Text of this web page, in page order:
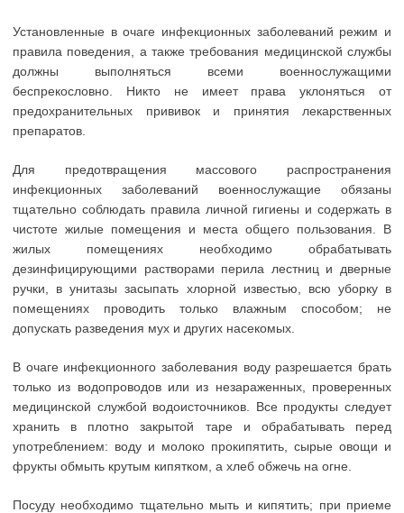
Установленные в очаге инфекционных заболеваний режим и
правила поведения, а также требования медицинской службы
должны выполняться всеми военнослужащими
беспрекословно. Никто не имеет права уклоняться от
предохранительных прививок и принятия лекарственных
препаратов.
Для предотвращения массового распространения
инфекционных заболеваний военнослужащие обязаны
тщательно соблюдать правила личной гигиены и содержать в
чистоте жилые помещения и места общего пользования. В
жилых помещениях необходимо обрабатывать
дезинфицирующими растворами перила лестниц и дверные
ручки, в унитазы засыпать хлорной известью, всю уборку в
помещениях проводить только влажным способом; не
допускать разведения мух и других насекомых.
В очаге инфекционного заболевания воду разрешается брать
только из водопроводов или из незараженных, проверенных
медицинской службой водоисточников. Все продукты следует
хранить в плотно закрытой таре и обрабатывать перед
употреблением: воду и молоко прокипятить, сырые овощи и
фрукты обмыть крутым кипятком, а хлеб обжечь на огне.
Посуду необходимо тщательно мыть и кипятить; при приеме